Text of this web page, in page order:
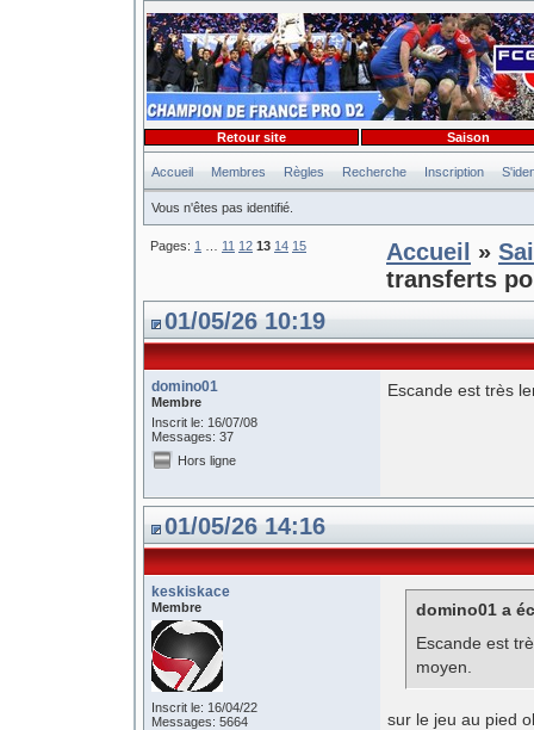
Accueil Membres Règles Recherche Inscription
Vous n'êtes pas identifié.
Retour site Saison
Pages: 1 11 12 13 14 15 Accueil »
transferts
01/05/26 10:19
domino01
Membre
Inscrit le: 16/07/08
Messages: 37
Escande est très
Hors ligne
01/05/26 14:16
keskiskace
Membre
Inscrit le: 16/04/22
Messages: 5664
domino01 a
Escande est
moyen.
sur le jeu au pied